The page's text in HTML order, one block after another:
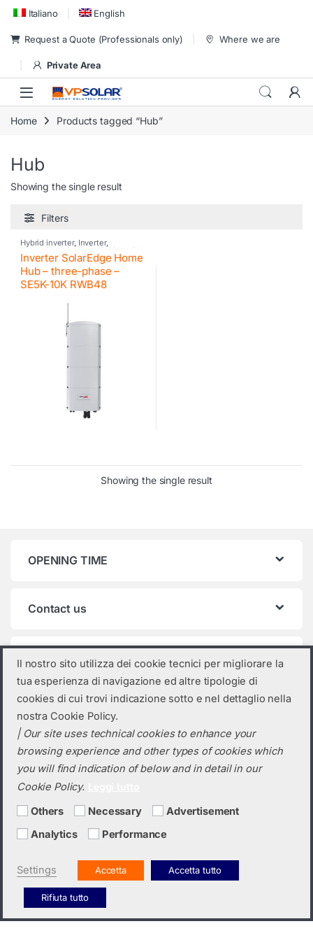
Skip to navigation
Skip to content
Italiano English
Request a Quote (Professionals only) Where we are
Private Area
Home Products tagged “Hub”
Hub
Showing the single result
Filters
Hybrid inverter, Inverter,
Photovoltaic inverter Residential
inverter,SolarEdge,SolarEdge
Inverter SolarEdge Home
Hub – three-phase –
SE5K-10K RWB48
Showing the single result
OPENING TIME
Contact us
Product categories
Select a category
Do you need a quotation? Call us!
(+39) 0423 632720
Il nostro sito utilizza dei cookie tecnici per migliorare la
tua esperienza di navigazione ed altre tipologie di
cookies di cui trovi indicazione sotto e nel dettaglio nella
nostra Cookie Policy.
| Our site uses technical cookies to enhance your
browsing experience and other types of cookies which
you will find indication of below and in detail in our
Cookie Policy.
Others Necessary
Advertisement
Analytics
Performance
Settings Accetta Accetta tutto
Rifiuta tutto